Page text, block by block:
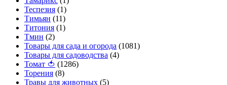
Теспезия (1)
Тимьян (11)
Титония (1)
Тмин (2)
Товары для сада и огорода (1081)
Товары для садоводства (4)
Томат 🍅 (1286)
Торения (8)
Травы для животных (5)